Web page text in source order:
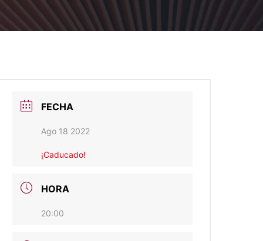
FECHA
Ago 18 2022
¡Caducado!
HORA
20:00